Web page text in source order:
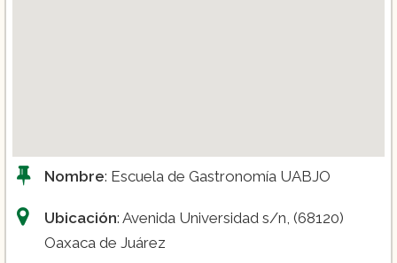
Nombre: Escuela de Gastronomía UABJO
Ubicación: Avenida Universidad s/n, (68120)
Oaxaca de Juárez